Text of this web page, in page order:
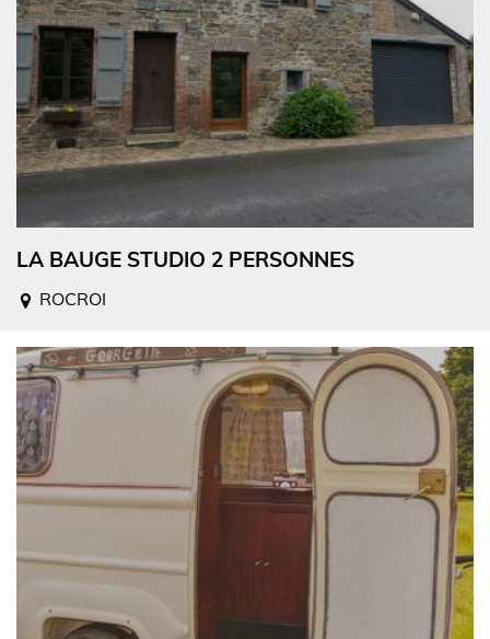
LA BAUGE STUDIO 2 PERSONNES
ROCROI